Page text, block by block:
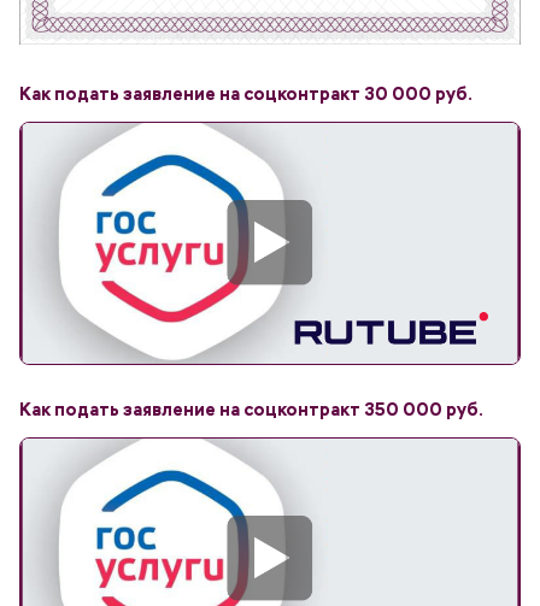
Как подать заявление на соцконтракт 30 000 руб.
Как подать заявление на соцконтракт 350 000 руб.